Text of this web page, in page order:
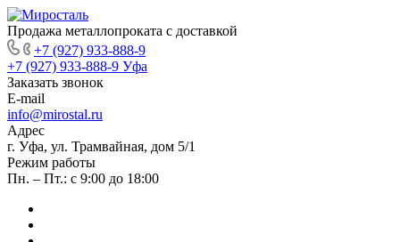
Продажа металлопроката с доставкой
+7 (927) 933-888-9
+7 (927) 933-888-9 Уфа
Заказать звонок
E-mail
info@mirostal.ru
Адрес
г. Уфа, ул. Трамвайная, дом 5/1
Режим работы
Пн. – Пт.: с 9:00 до 18:00